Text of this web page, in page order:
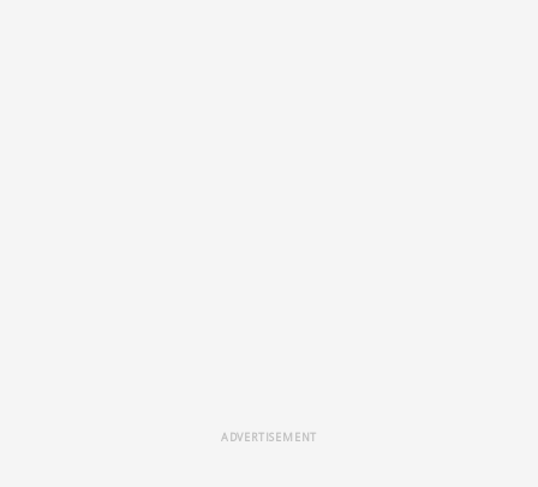
ADVERTISEMENT